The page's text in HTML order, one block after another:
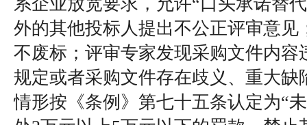
外的其他投标人提出不公正评审意见
不废标；评审专家发现采购文件内容
规定或者采购文件存在歧义、重大缺
情形按《条例》第七十五条认定为“